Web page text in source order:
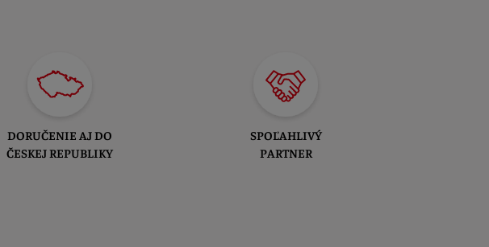
DORUČENIE AJ DO
ČESKEJ REPUBLIKY
SPOĽAHLIVÝ
PARTNER